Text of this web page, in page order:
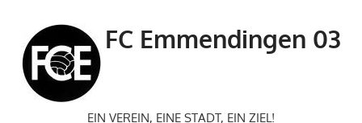
springen
FC Emmendingen 03
EIN VEREIN, EINE STADT, EIN ZIEL!